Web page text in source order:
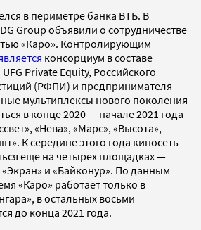
в периметре банка ВТБ. В
Group объявили о сотрудничестве
«Каро». Контролирующим
консорциум в составе
Private Equity, Российского
(РФПИ) и предпринимателя
мультиплексы нового поколения
в конце 2020 — начале 2021 года
«Нева», «Марс», «Высота»,
К середине этого года киносеть
еще на четырех площадках —
и «Байконур». По данным
«Каро» работает только в
в остальных восьми
до конца 2021 года.